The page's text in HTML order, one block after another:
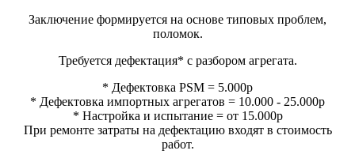
Заключение формируется на основе типовых проблем,
поломок.
Требуется дефектация* с разбором агрегата.
* Дефектовка PSM = 5.000р
* Дефектовка импортных агрегатов = 10.000 - 25.000р
* Настройка и испытание = от 15.000р
При ремонте затраты на дефектацию входят в стоимость
работ.